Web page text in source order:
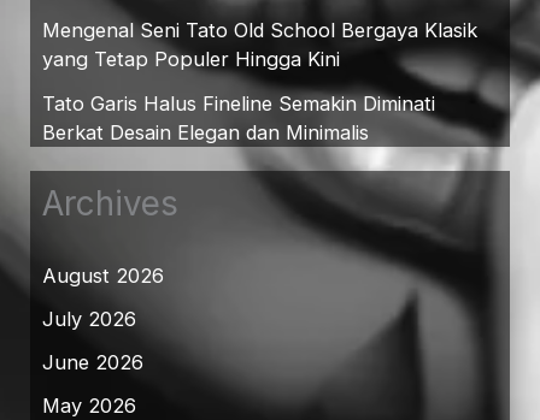
Mengenal Seni Tato Old School Bergaya Klasik
yang Tetap Populer Hingga Kini
Tato Garis Halus Fineline Semakin Diminati
Berkat Desain Elegan dan Minimalis
Archives
August 2026
July 2026
June 2026
May 2026